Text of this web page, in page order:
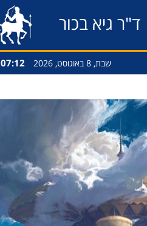
ד"ר גיא בכור
שבת, 8 באוגוסט, 2026 07:12